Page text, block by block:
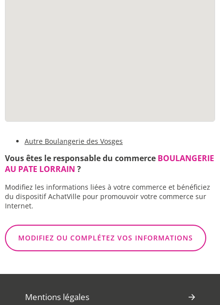
Autre Boulangerie des Vosges
Vous êtes le responsable du commerce BOULANGERIE
AU PATE LORRAIN ?
Modifiez les informations liées à votre commerce et bénéficiez
du dispositif AchatVille pour promouvoir votre commerce sur
Internet.
MODIFIEZ OU COMPLÉTEZ VOS INFORMATIONS
Mentions légales